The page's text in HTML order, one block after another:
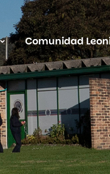
Comunidad